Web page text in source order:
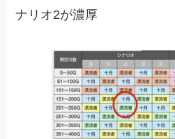
ナリオ2が濃厚